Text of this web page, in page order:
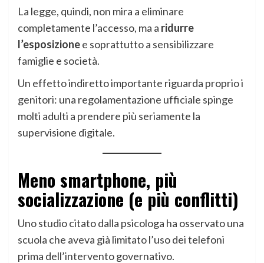
La legge, quindi, non mira a eliminare
completamente l’accesso, ma a ridurre
l’esposizionee soprattutto a sensibilizzare
famiglie e società.
Un effetto indiretto importante riguarda proprio i
genitori: una regolamentazione ufficiale spinge
molti adulti a prendere più seriamente la
supervisione digitale.
Meno smartphone, più
socializzazione (e più conflitti)
Uno studio citato dalla psicologa ha osservato una
scuola che aveva già limitato l’uso dei telefoni
prima dell’intervento governativo.